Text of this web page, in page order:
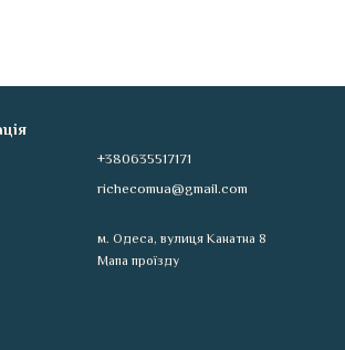
+380635517171
richecomua@gmail.com
м. Одеса, вулиця Канатна 8
Мапа проїзду